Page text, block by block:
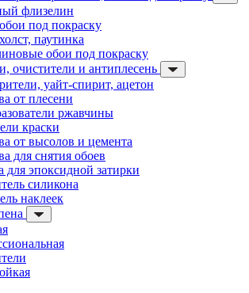
флизелин
под покраску
паутинка
обои под покраску
очистители и антиплесень
уайт-спирит, ацетон
от плесени
ржавчины
краски
от высолов и цемента
для снятия обоев
для эпоксидной затирки
силикона
наклеек